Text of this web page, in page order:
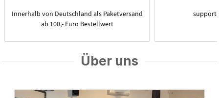
Innerhalb von Deutschland als Paketversand
ab 100,- Euro Bestellwert
Über uns